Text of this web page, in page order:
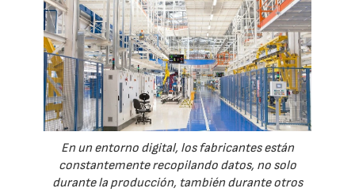
En un entorno digital, los fabricantes están
constantemente recopilando datos, no solo
durante la producción, también durante otros